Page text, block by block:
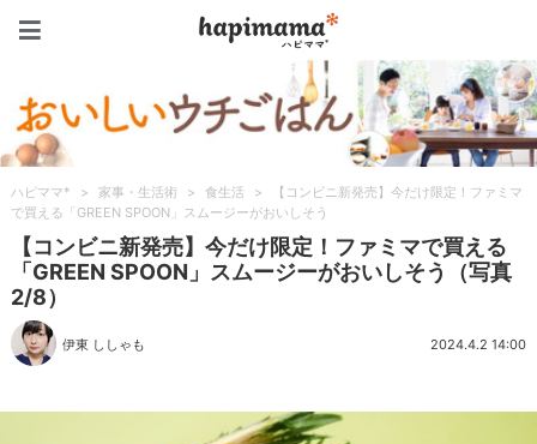
ハピママ* > 家事・生活術 > 食生活 >
【コンビニ新発売】今だけ限定！ファミマ
で買える「GREEN SPOON」スムージーがおいしそう
【コンビニ新発売】今だけ限定！ファミマで買える
「GREEN SPOON」スムージーがおいしそう（写真
2/8）
伊東 ししゃも 2024.4.2 14:00